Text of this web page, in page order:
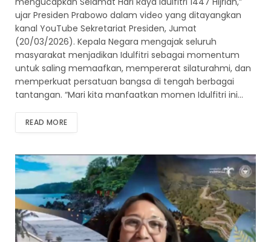
ujar Presiden Prabowo dalam video yang ditayangkan
kanal YouTube Sekretariat Presiden, Jumat
(20/03/2026). Kepala Negara mengajak seluruh
masyarakat menjadikan Idulfitri sebagai momentum
untuk saling memaafkan, mempererat silaturahmi, dan
memperkuat persatuan bangsa di tengah berbagai
tantangan. “Mari kita manfaatkan momen Idulfitri ini…
READ MORE